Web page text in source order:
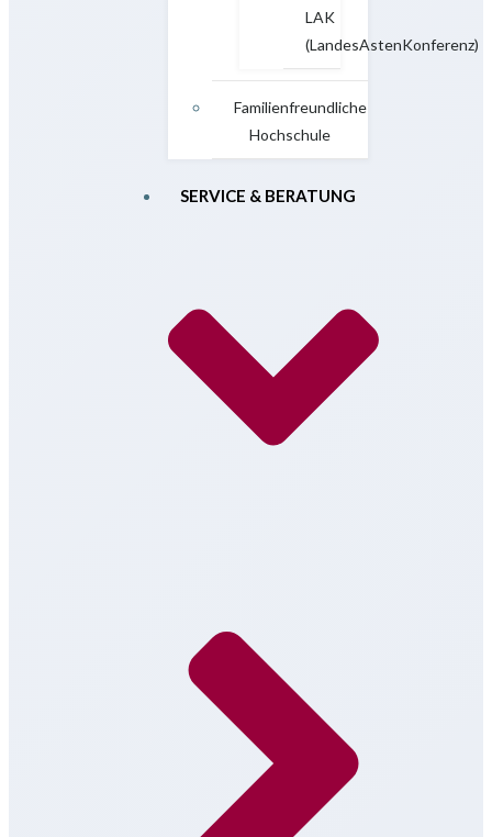
LAK
(LandesAstenKonferenz)
Familienfreundliche
Hochschule
SERVICE & BERATUNG